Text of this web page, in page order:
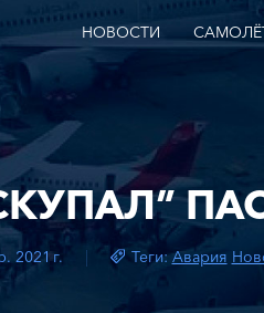
НОВОСТИ
2021 г. Теги:Авария